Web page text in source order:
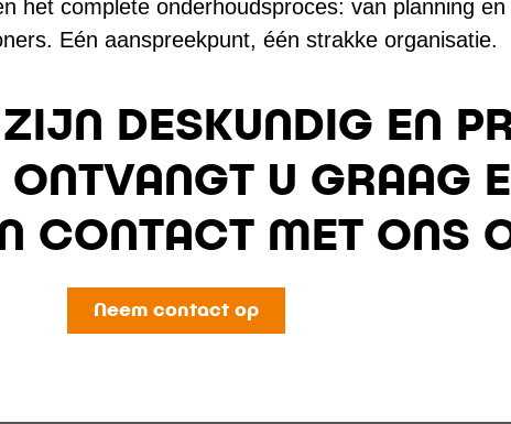
het complete onderhoudsproces: van planning
Eén aanspreekpunt, één strakke organisatie.
DESKUNDIG EN
U GRAAG
CONTACT MET ONS
Neem contact op